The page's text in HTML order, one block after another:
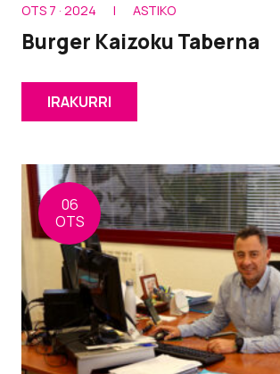
OTS 7 · 2024 | ASTIKO
Burger Kaizoku Taberna
IRAKURRI
06
OTS